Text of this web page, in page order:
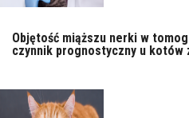
Objętość miąższu nerki w
czynnik prognostyczny u kotów